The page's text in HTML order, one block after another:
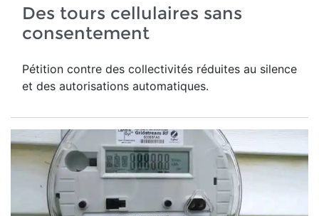
Des tours cellulaires sans
consentement
Pétition contre des collectivités réduites au silence
et des autorisations automatiques.